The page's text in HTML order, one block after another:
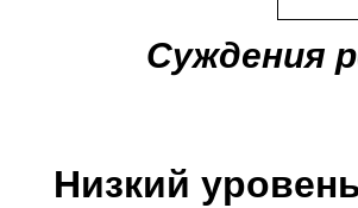
Суждения
Низкий